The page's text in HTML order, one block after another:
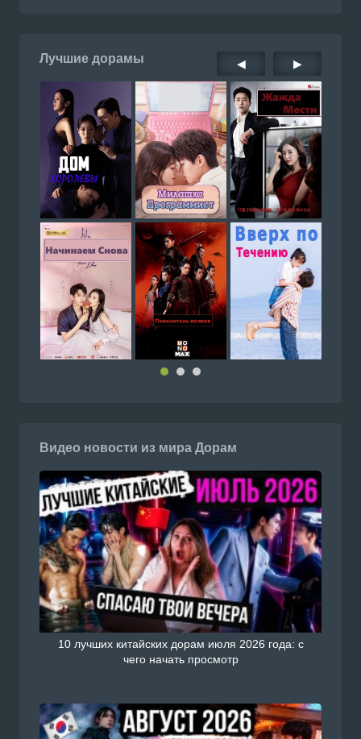
Лучшие дорамы ◀ ▶
Видео новости из мира Дорам
10 лучших китайских дорам июля 2026 года: с
чего начать просмотр